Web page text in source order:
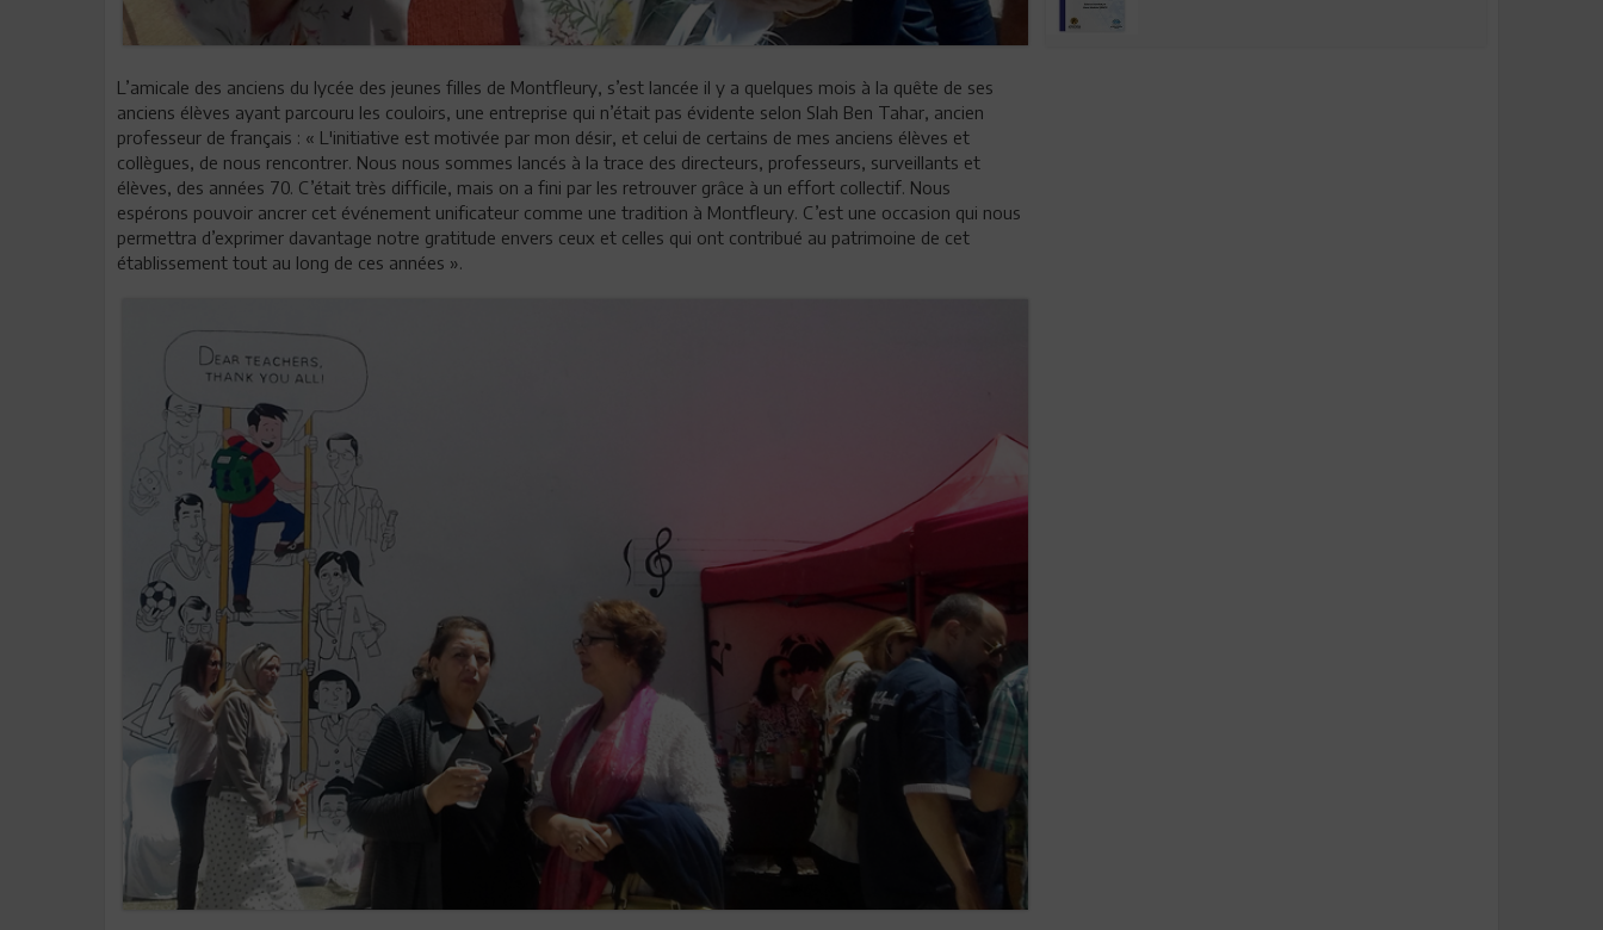
L’amicale des anciens du lycée des jeunes filles de Montfleury, s’est lancée il y a quelques mois à la quête de ses
anciens élèves ayant parcouru les couloirs, une entreprise qui n’était pas évidente selon Slah Ben Tahar, ancien
professeur de français : « L'initiative est motivée par mon désir, et celui de certains de mes anciens élèves et
collègues, de nous rencontrer. Nous nous sommes lancés à la trace des directeurs, professeurs, surveillants et
élèves, des années 70. C’était très difficile, mais on a fini par les retrouver grâce à un effort collectif. Nous
espérons pouvoir ancrer cet événement unificateur comme une tradition à Montfleury. C’est une occasion qui nous
permettra d’exprimer davantage notre gratitude envers ceux et celles qui ont contribué au patrimoine de cet
établissement tout au long de ces années ».